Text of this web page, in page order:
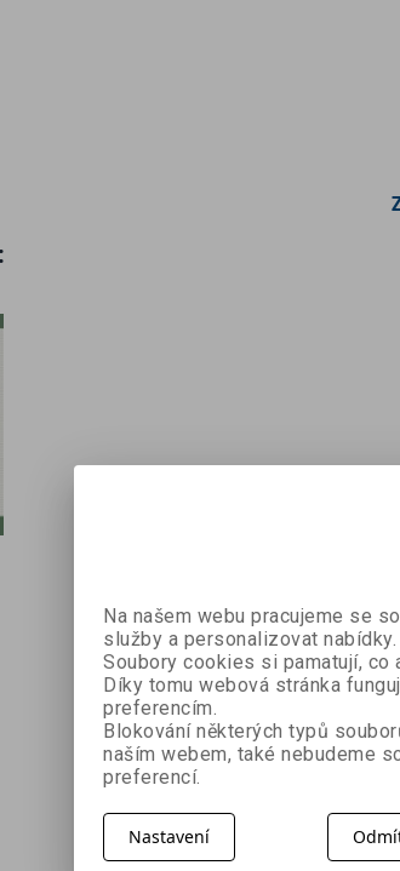
inženýrství
Na našem webu pracujeme se
služby a personalizovat nabídky.
Soubory cookies si pamatují, co
Díky tomu webová stránka
preferencím.
Blokování některých typů
naším webem, také nebudeme
preferencí.
Nastavení